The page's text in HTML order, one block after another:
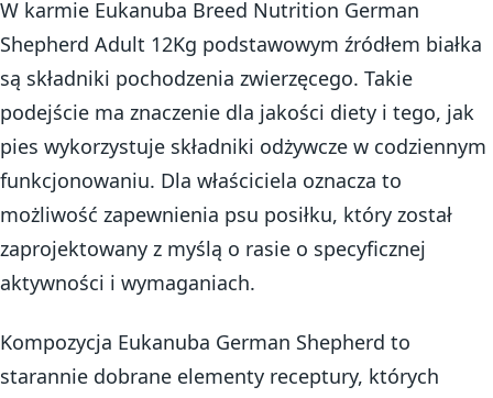
W karmie Eukanuba Breed Nutrition German
Shepherd Adult 12Kg podstawowym źródłem białka
są składniki pochodzenia zwierzęcego. Takie
podejście ma znaczenie dla jakości diety i tego, jak
pies wykorzystuje składniki odżywcze w codziennym
funkcjonowaniu. Dla właściciela oznacza to
możliwość zapewnienia psu posiłku, który został
zaprojektowany z myślą o rasie o specyficznej
aktywności i wymaganiach.
Kompozycja Eukanuba German Shepherd to
starannie dobrane elementy receptury, których